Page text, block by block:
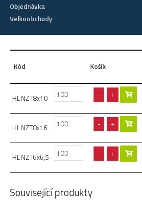
Objednávka
Velkoobchody
Kód Košík
HL NZT8x10 - +
HL NZT8x16 - +
HL NZT6x6,5 - +
Související produkty